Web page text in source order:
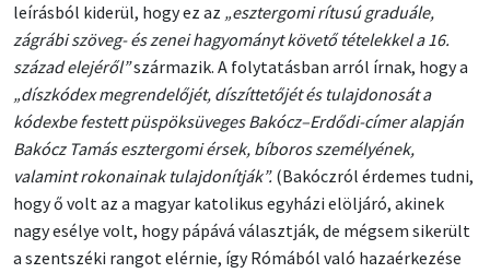
leírásból kiderül, hogy ez az „esztergomi rítusú graduále,
zágrábi szöveg- és zenei hagyományt követő tételekkel a 16.
század elejéről”származik. A folytatásban arról írnak, hogy a
„díszkódex megrendelőjét, díszíttetőjét és tulajdonosát a
kódexbe festett püspöksüveges Bakócz–Erdődi-címer alapján
Bakócz Tamás esztergomi érsek, bíboros személyének,
valamint rokonainak tulajdonítják”. (Bakóczról érdemes tudni,
hogy ő volt az a magyar katolikus egyházi elöljáró, akinek
nagy esélye volt, hogy pápává választják, de mégsem sikerült
a szentszéki rangot elérnie, így Rómából való hazaérkezése